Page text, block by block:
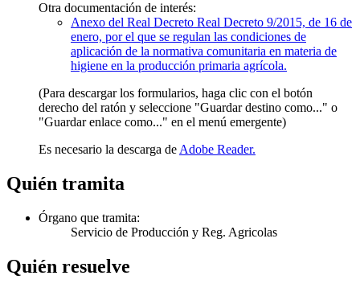
Otra documentación de interés:
Anexo del Real Decreto Real Decreto 9/2015, de 16 de
enero, por el que se regulan las condiciones de
aplicación de la normativa comunitaria en materia de
higiene en la producción primaria agrícola.
(Para descargar los formularios, haga clic con el botón
derecho del ratón y seleccione "Guardar destino como..." o
"Guardar enlace como..." en el menú emergente)
Es necesario la descarga de Adobe Reader.
Quién tramita
Órgano que tramita:
Servicio de Producción y Reg. Agricolas
Quién resuelve